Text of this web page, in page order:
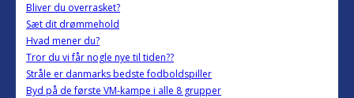
Bliver du overrasket?
Sæt dit drømmehold
Hvad mener du?
Tror du vi får nogle nye til tiden??
Stråle er danmarks bedste fodboldspiller
Byd på de første VM-kampe i alle 8 grupper